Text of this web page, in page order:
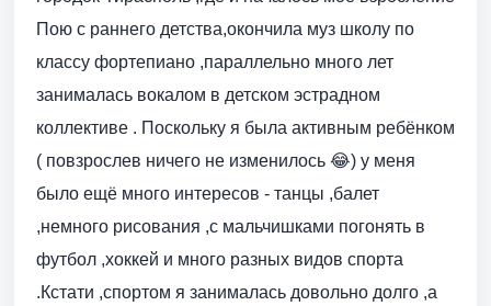
Пою с раннего детства,окончила муз школу по
классу фортепиано ,параллельно много лет
занималась вокалом в детском эстрадном
коллективе . Поскольку я была активным ребёнком
( повзрослев ничего не изменилось 😂) у меня
было ещё много интересов - танцы ,балет
,немного рисования ,с мальчишками погонять в
футбол ,хоккей и много разных видов спорта
.Кстати ,спортом я занималась довольно долго ,а